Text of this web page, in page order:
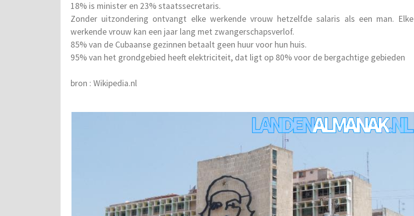
18% is minister en 23% staatssecretaris.
Zonder uitzondering ontvangt elke werkende vrouw hetzelfde salaris als een man. Elke
werkende vrouw kan een jaar lang met zwangerschapsverlof.
85% van de Cubaanse gezinnen betaalt geen huur voor hun huis.
95% van het grondgebied heeft elektriciteit, dat ligt op 80% voor de bergachtige gebieden
bron : Wikipedia.nl